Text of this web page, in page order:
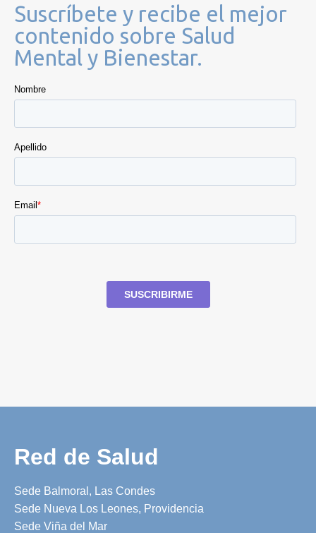
Suscríbete y recibe el mejor
contenido sobre Salud
Mental y Bienestar.
Red de Salud
Sede Balmoral, Las Condes
Sede Nueva Los Leones, Providencia
Sede Viña del Mar